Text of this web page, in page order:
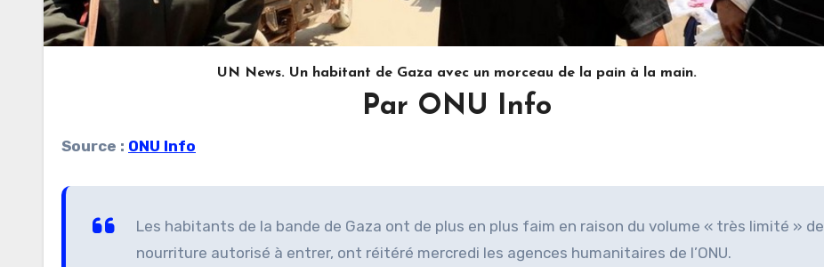
UN News. Un habitant de Gaza avec un morceau de la pain à la main.
Par ONU Info
Source : ONU Info
Les habitants de la bande de Gaza ont de plus en plus faim en raison du volume « très limité » de
nourriture autorisé à entrer, ont réitéré mercredi les agences humanitaires de l’ONU.